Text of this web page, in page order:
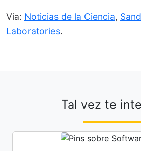
Vía: Noticias de la Ciencia,
Laboratories.
Tal vez te